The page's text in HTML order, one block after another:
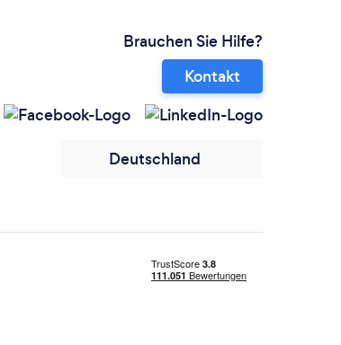
Brauchen Sie Hilfe?
Kontakt
Deutschland